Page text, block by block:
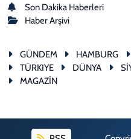
Son Dakika Haberleri
Haber Arşivi
GÜNDEM HAMBURG
TÜRKIYE
DÜNYA
MAGAZİN